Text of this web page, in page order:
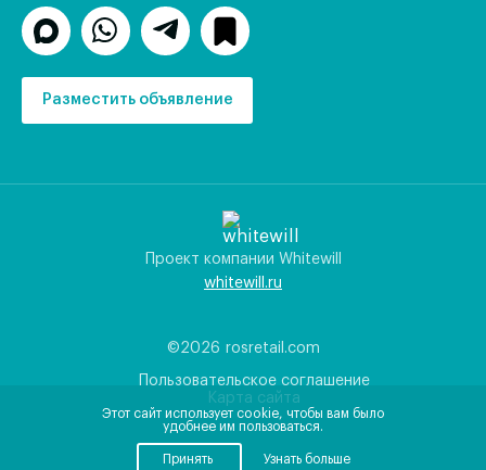
Разместить объявление
©2026 rosretail.com
Пользовательское соглашение
Карта сайта
Проект компании Whitewill
whitewill.ru
Этот сайт использует cookie, чтобы вам было
удобнее им пользоваться.
Принять Узнать больше